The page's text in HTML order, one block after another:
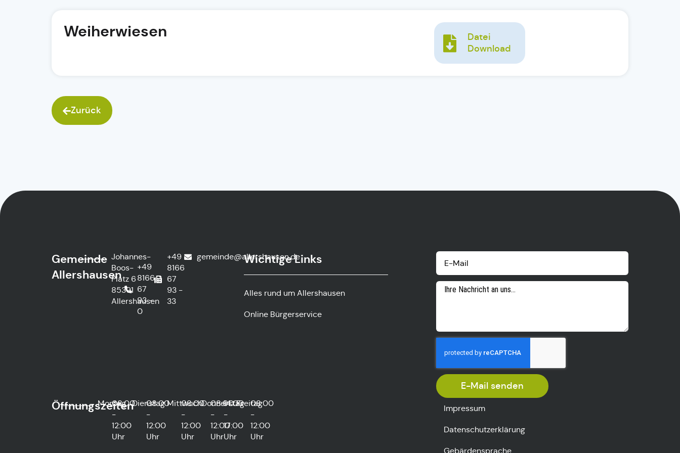
Weiherwiesen
Datei
Download
Zurück
Gemeinde
Allershausen
Johannes-
Boos-
Platz 6
85391
Allershausen
+49
8166
67
93 -
0
+49
8166
67
93 -
33
gemeinde@allershausen.de
Wichtige Links
Alles rund um Allershausen
Online Bürgerservice
E-Mail senden
Öffnungszeiten
Montag
08:00
-
12:00
Uhr
Dienstag
08:00
-
12:00
Uhr
Mittwoch
08:00
-
12:00
Uhr
Donnerstag
08:00
-
12:00
Uhr
14:00
-
17:00
Uhr
Freitag08:00
-
12:00
Uhr
Impressum
Datenschutzerklärung
Gebärdensprache